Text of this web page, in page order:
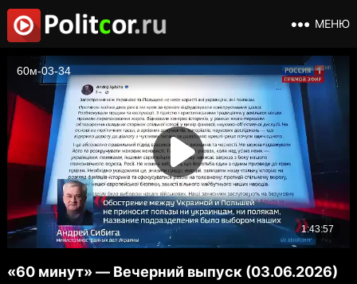
МЕНЮ
«60 минут» — Вечерний выпуск (03.06.2026)